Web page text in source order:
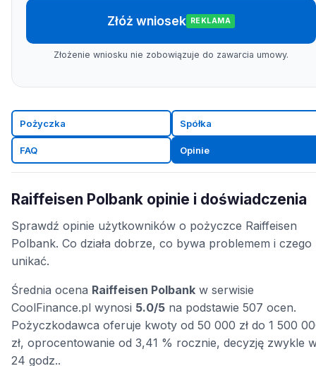
Złóż wniosek REKLAMA
Złożenie wniosku nie zobowiązuje do zawarcia umowy.
Pożyczka Spółka
FAQ Opinie
Raiffeisen Polbank opinie i doświadczenia
Sprawdź opinie użytkowników o pożyczce Raiffeisen
Polbank. Co działa dobrze, co bywa problemem i czego
unikać.
Średnia ocena Raiffeisen Polbank w serwisie
CoolFinance.pl wynosi 5.0/5 na podstawie 507 ocen.
Pożyczkodawca oferuje kwoty od 50 000 zł do 1 500
zł, oprocentowanie od 3,41 % rocznie, decyzję zwykle
24 godz..